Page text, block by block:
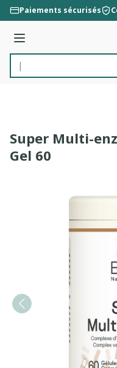
Aller au contenu
Paiements sécurisés
Menu
Rechercher
Super Multi-
Gel 60